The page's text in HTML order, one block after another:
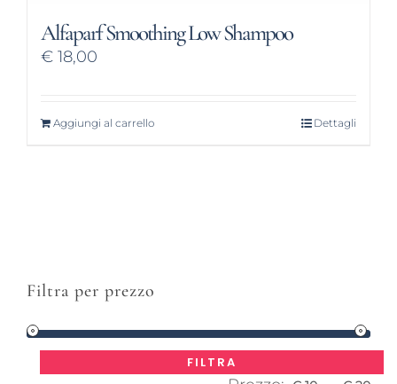
Alfaparf Smoothing Low Shampoo
€ 18,00
Aggiungi al carrello Dettagli
Filtra per prezzo
FILTRA